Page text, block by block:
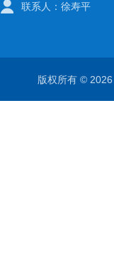
联系人：徐寿平
版权所有 ©